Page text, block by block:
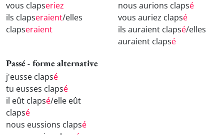
vous clapseriez
ils clapseraient/elles
clapseraient
nous aurions clapsé
vous auriez clapsé
ils auraient clapsé/elles
auraient clapsé
Passé - forme alternative
j'eusse clapsé
tu eusses clapsé
il eût clapsé/elle eût
clapsé
nous eussions clapsé